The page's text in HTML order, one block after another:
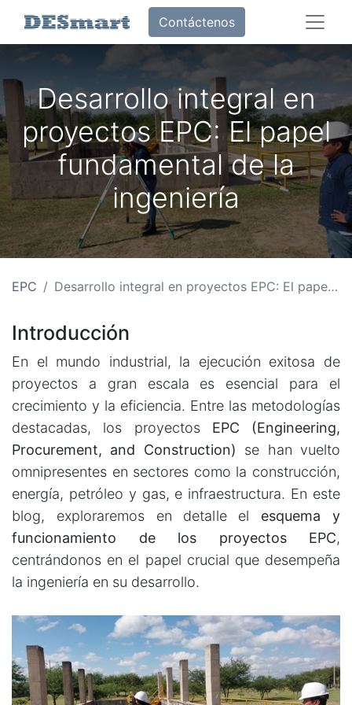
Contáctenos
Desarrollo integral en
proyectos EPC: El papel
fundamental de la
ingeniería
EPC Desarrollo integral en proyectos EPC: El papel fundamental de la ingeniería
Introducción
En el mundo industrial, la ejecución exitosa de
proyectos a gran escala es esencial para el
crecimiento y la eficiencia. Entre las metodologías
destacadas, los proyectos EPC (Engineering,
Procurement, and Construction) se han vuelto
omnipresentes en sectores como la construcción,
energía, petróleo y gas, e infraestructura. En este
blog, exploraremos en detalle el esquema y
funcionamiento de los proyectos EPC,
centrándonos en el papel crucial que desempeña
la ingeniería en su desarrollo.